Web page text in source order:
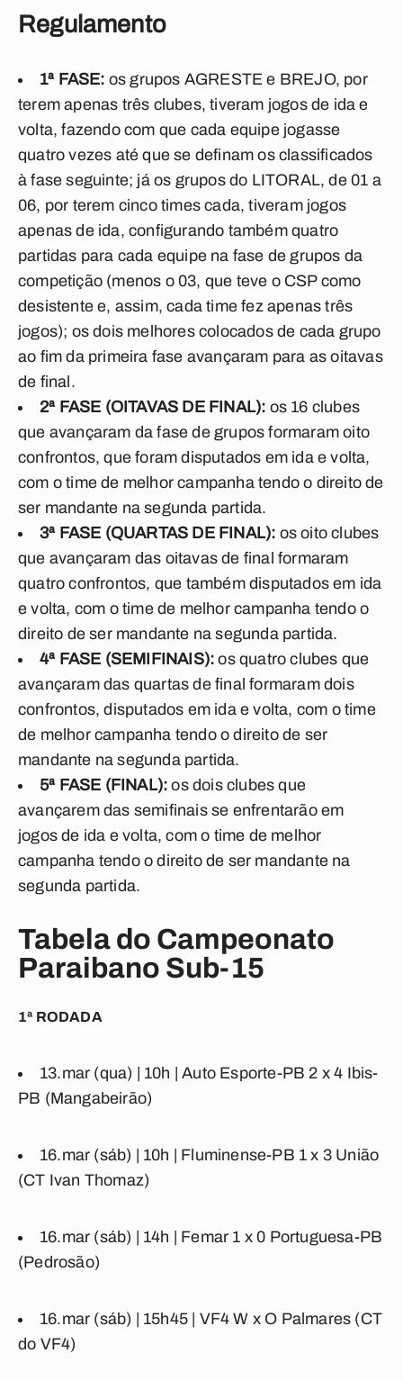
Regulamento
1ª FASE: os grupos AGRESTE e BREJO, por
terem apenas três clubes, tiveram jogos de ida e
volta, fazendo com que cada equipe jogasse
quatro vezes até que se definam os classificados
à fase seguinte; já os grupos do LITORAL, de 01 a
06, por terem cinco times cada, tiveram jogos
apenas de ida, configurando também quatro
partidas para cada equipe na fase de grupos da
competição (menos o 03, que teve o CSP como
desistente e, assim, cada time fez apenas três
jogos); os dois melhores colocados de cada grupo
ao fim da primeira fase avançaram para as oitavas
de final.
2ª FASE (OITAVAS DE FINAL): os 16 clubes
que avançaram da fase de grupos formaram oito
confrontos, que foram disputados em ida e volta,
com o time de melhor campanha tendo o direito de
ser mandante na segunda partida.
3ª FASE (QUARTAS DE FINAL): os oito clubes
que avançaram das oitavas de final formaram
quatro confrontos, que também disputados em ida
e volta, com o time de melhor campanha tendo o
direito de ser mandante na segunda partida.
4ª FASE (SEMIFINAIS):os quatro clubes que
avançaram das quartas de final formaram dois
confrontos, disputados em ida e volta, com o time
de melhor campanha tendo o direito de ser
mandante na segunda partida.
5ª FASE (FINAL): os dois clubes que
avançarem das semifinais se enfrentarão em
jogos de ida e volta, com o time de melhor
campanha tendo o direito de ser mandante na
segunda partida.
Tabela do Campeonato
Paraibano Sub-15
1ª RODADA
13.mar (qua) | 10h |Auto Esporte-PB 2 x 4 Ibis-
PB (Mangabeirão)
16.mar (sáb) | 10h | Fluminense-PB 1x 3 União
(CT Ivan Thomaz)
16.mar (sáb) | 14h | Femar 1 x 0 Portuguesa-PB
(Pedrosão)
16.mar (sáb) | 15h45 | VF4 W x O Palmares (CT
do VF4)